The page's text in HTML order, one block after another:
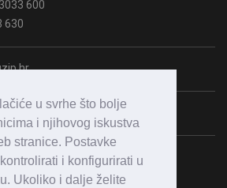
u svrhe što bolje
i njihovog iskustva
stranice. Postavke
i konfigurirati u
Ukoliko i dalje želite
600
630